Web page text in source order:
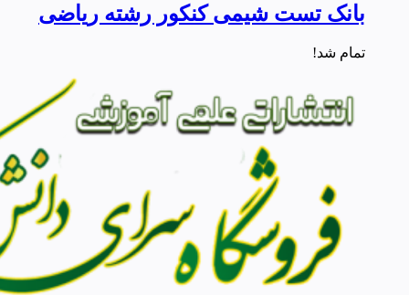
بانک تست شیمی کنکور رشته ریاضی
تمام شد!